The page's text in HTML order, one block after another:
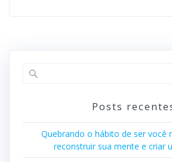
Posts
Quebrando o hábito de ser você
reconstruir sua mente e criar